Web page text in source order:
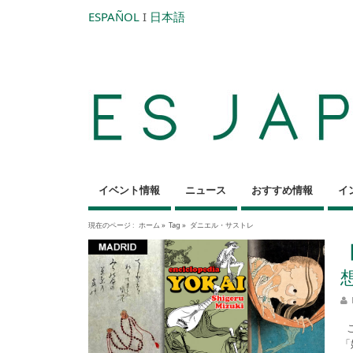
ESPAÑOL I 日本語
イベント情報 ニュース おすすめ情報 イ
現在のページ : ホーム » Tag » ダニエル・サストレ